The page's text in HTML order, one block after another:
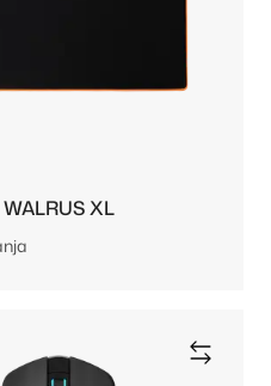
WALRUS XL